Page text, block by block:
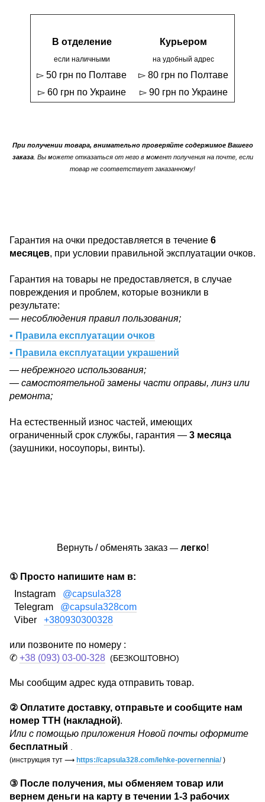
В отделение
если наличными
▻ 50 грн по Полтаве
▻ 60 грн по Украине
Курьером
на удобный адрес
▻ 80 грн по Полтаве
▻ 90 грн по Украине
При получении товара, внимательно проверяйте содержимое Вашего
заказа. Вы можете отказаться от него в момент получения на почте, если
товар не соответствует заказанному!
Гарантия на очки предоставляется в течение 6
месяцев, при условии правильной эксплуатации очков.
Гарантия на товары не предоставляется, в случае
повреждения и проблем, которые возникли в
результате:
— несоблюдения правил пользования;
▪ Правила експлуатации очков
▪ Правила експлуатации украшений
— небрежного использования;
— самостоятельной замены части оправы, линз или
ремонта;
На естественный износ частей, имеющих
ограниченный срок службы, гарантия — 3 месяца
(заушники, носоупоры, винты).
Вернуть / обменять заказ — легко!
① Просто напишите нам в:
Instagram @capsula328
Telegram @capsula328com
Viber +380930300328
или позвоните по номеру :
✆ +38 (093) 03-00-328 (БЕЗКОШТОВНО)
Мы сообщим адрес куда отправить товар.
② Оплатите доставку, отправьте и сообщите нам
номер ТТН (накладной).
Или с помощью приложения Новой почты оформите
бесплатный
(инструкция тут ⟶ https://capsula328.com/lehke-povernennia/)
③ После получения, мы обменяем товар или
вернем деньги на карту в течении 1-3 рабочих